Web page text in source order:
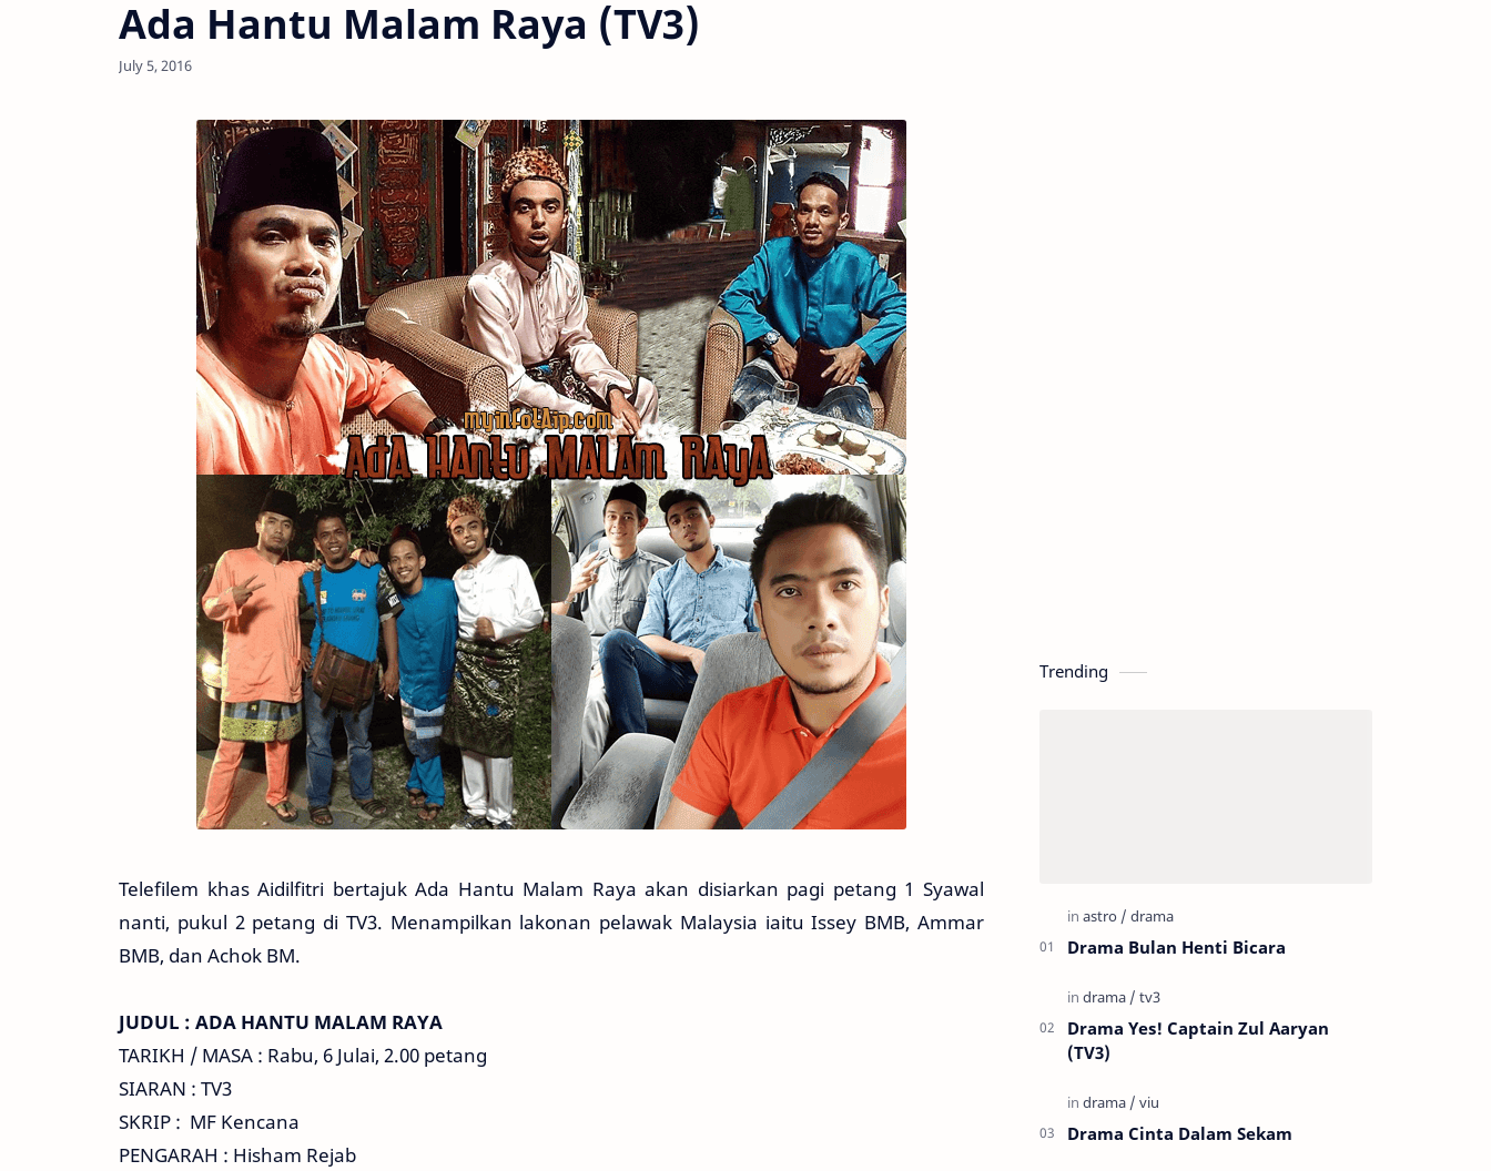
Ada Hantu Malam Raya (TV3)
Telefilem khas Aidilfitri bertajuk Ada Hantu Malam Raya akan disiarkan pagi petang 1 Syawal
nanti, pukul 2 petang di TV3. Menampilkan lakonan pelawak Malaysia iaitu Issey BMB, Ammar
BMB, dan Achok BM.
JUDUL : ADA HANTU MALAM RAYA
TARIKH / MASA : Rabu, 6 Julai, 2.00 petang
SIARAN : TV3
SKRIP : MF Kencana
PENGARAH : Hisham Rejab
Trending
Drama Bulan Henti Bicara
Drama Yes! Captain Zul Aaryan
(TV3)
Drama Cinta Dalam Sekam